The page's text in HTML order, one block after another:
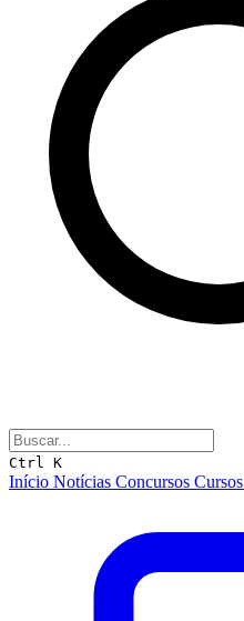
Ctrl K
Início Notícias Concursos Cursos